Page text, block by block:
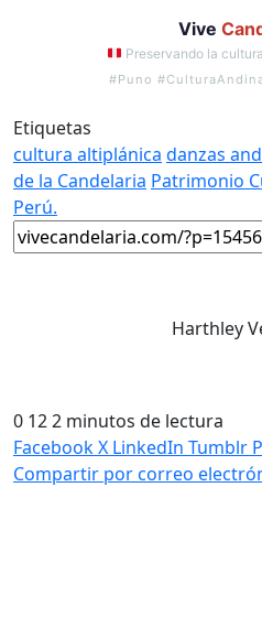
Vive
Preservando la
#Puno
Etiquetas
cultura altiplánica danzas
de la Candelaria Patrimonio
Perú.
Harthley
0 122 minutos de lectura
FacebookX LinkedIn Tumblr
Compartir por correo